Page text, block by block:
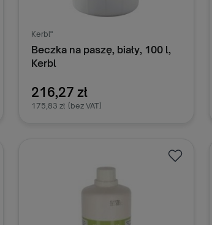
Kerbl"
Beczka na paszę, biały, 100 l,
Kerbl
216,27 zł
175,83 zł (bez VAT)